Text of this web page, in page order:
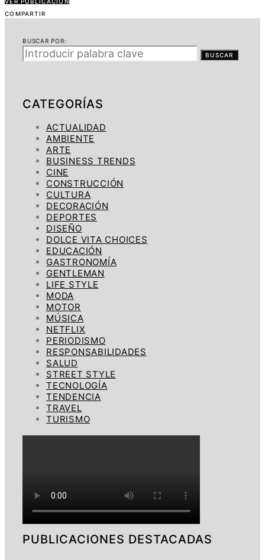
COMPARTIR
BUSCAR POR:
BUSCAR
CATEGORÍAS
ACTUALIDAD
AMBIENTE
ARTE
BUSINESS TRENDS
CINE
CONSTRUCCIÓN
CULTURA
DECORACIÓN
DEPORTES
DISEÑO
DOLCE VITA CHOICES
EDUCACIÓN
GASTRONOMÍA
GENTLEMAN
LIFE STYLE
MODA
MOTOR
MÚSICA
NETFLIX
PERIODISMO
RESPONSABILIDADES
SALUD
STREET STYLE
TECNOLOGÍA
TENDENCIA
TRAVEL
TURISMO
PUBLICACIONES DESTACADAS